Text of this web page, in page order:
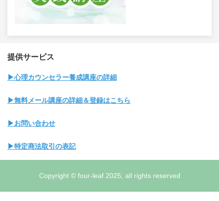
提供サービス
▶心理カウンセラー養成講座の詳細
▶無料メール講座の詳細＆登録はこちら
▶お問い合わせ
▶特定商法取引の表記
Copyright © four-leaf 2025, all rights reserved